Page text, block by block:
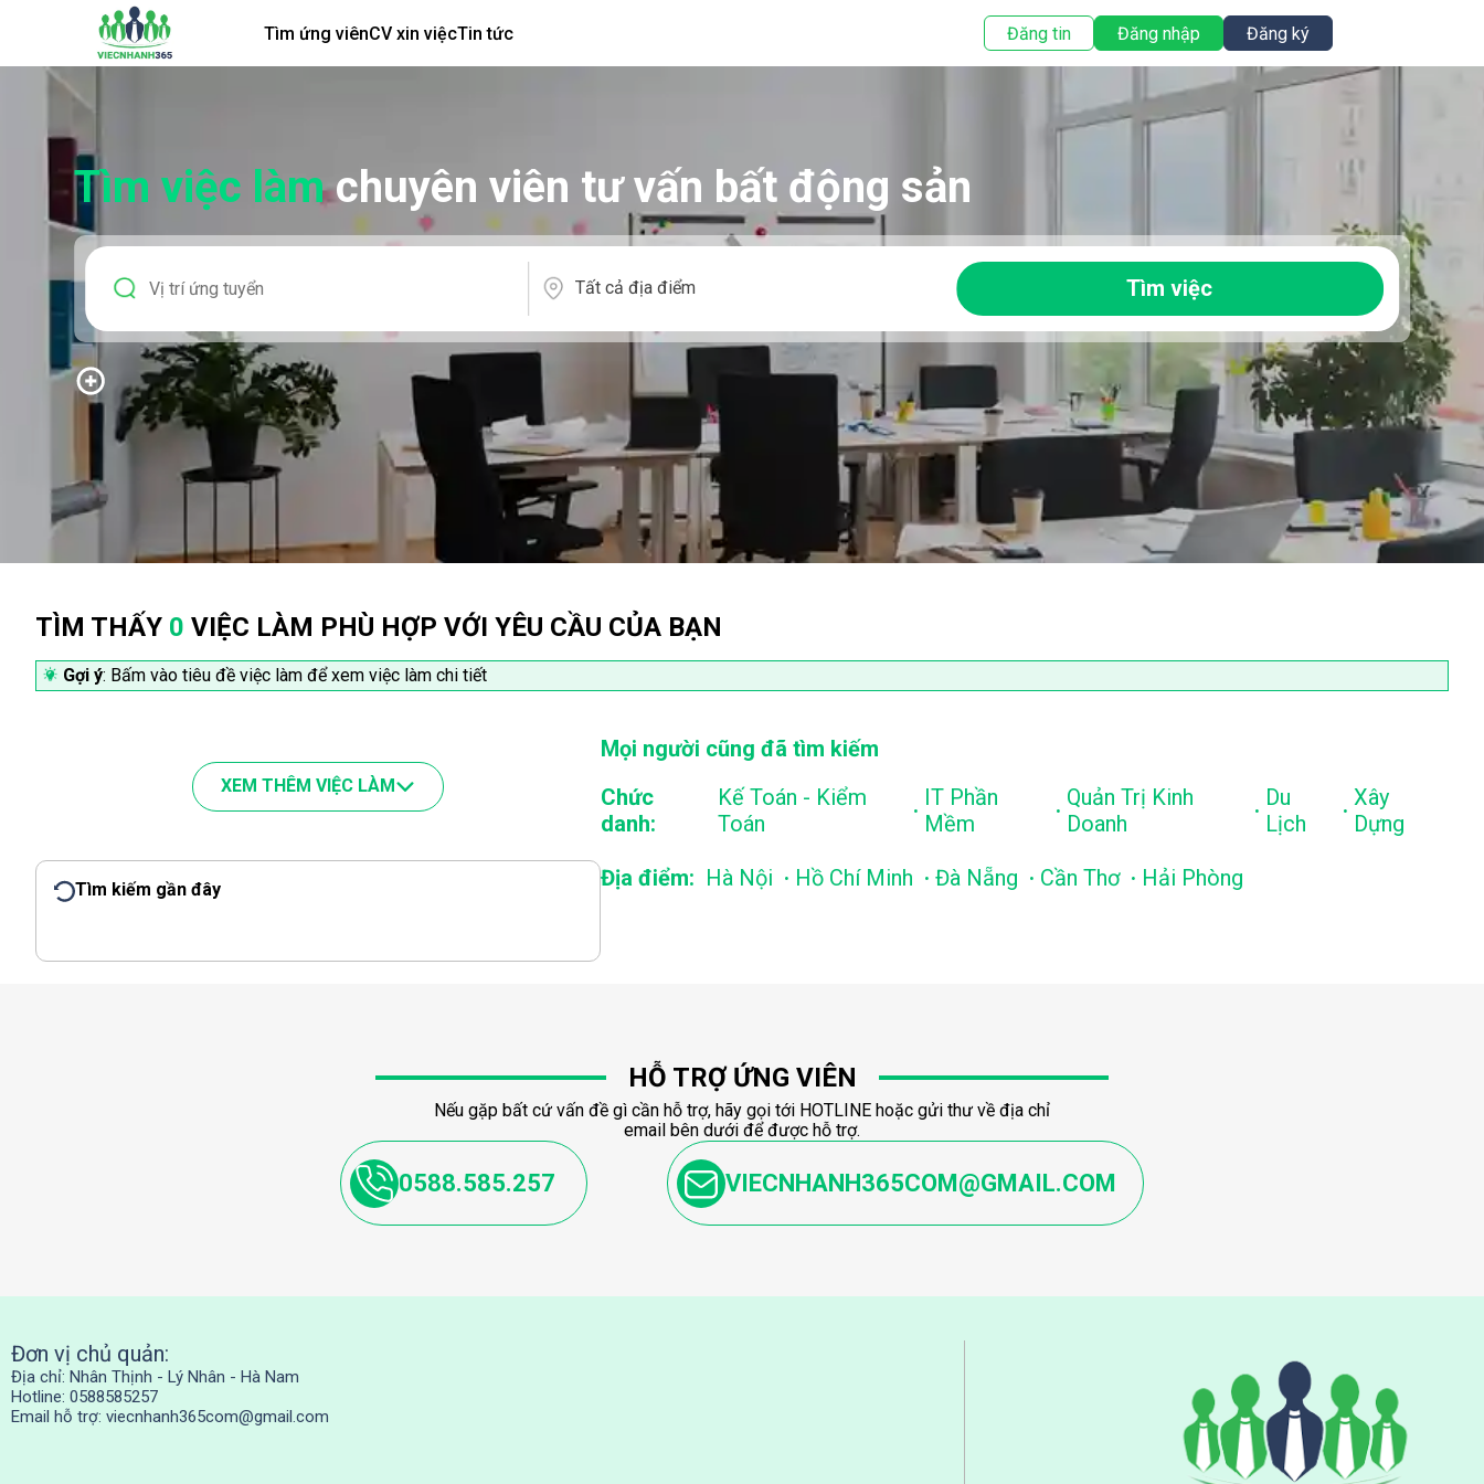
Tìm ứng viênCV xin việcTin tức Đăng tin Đăng nhập Đăng ký
Tìm việc làmchuyên viên tư vấn bất động sản
Tất cả địa điểm Tìm việc
TÌM THẤY 0 VIỆC LÀM PHÙ HỢP VỚI YÊU CẦU CỦA BẠN
Gợi ý: Bấm vào tiêu đề việc làm để xem việc làm chi tiết
XEM THÊM VIỆC LÀM
Tìm kiếm gần đây
Mọi người cũng đã tìm kiếm
Chức
danh:
Kế Toán - Kiểm
Toán
. IT Phần
Mềm
. Quản Trị Kinh
Doanh
. Du
Lịch
. Xây
Dựng
Địa điểm: Hà Nội . Hồ Chí Minh . Đà Nẵng . Cần Thơ . Hải Phòng
HỖ TRỢ ỨNG VIÊN
Nếu gặp bất cứ vấn đề gì cần hỗ trợ, hãy gọi tới HOTLINE hoặc gửi thư về địa chỉ
email bên dưới để được hỗ trợ.
0588.585.257 VIECNHANH365COM@GMAIL.COM
Đơn vị chủ quản:
Địa chỉ: Nhân Thịnh - Lý Nhân - Hà Nam
Hotline: 0588585257
Email hỗ trợ: viecnhanh365com@gmail.com